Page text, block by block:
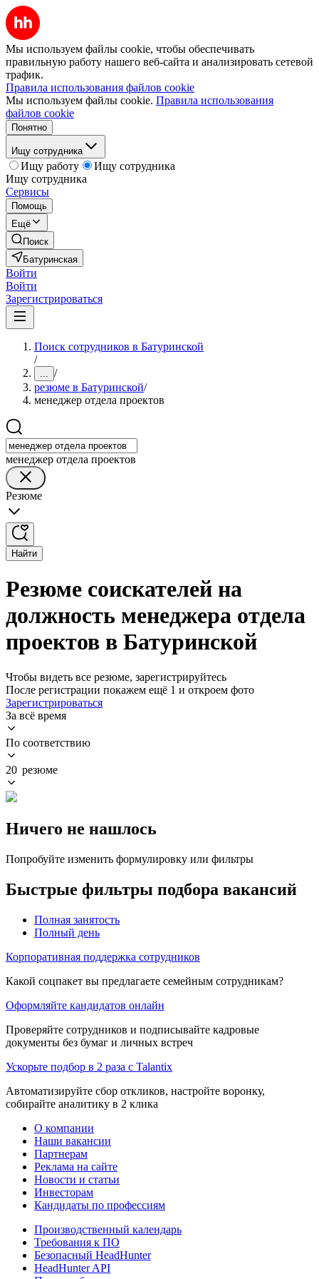
Мы используем файлы cookie, чтобы обеспечивать
правильную работу нашего веб-сайта и анализировать сетевой
трафик.
Правила использования файлов cookie
Мы используем файлы cookie. Правила использования
файлов cookie
Понятно
Ищу сотрудника
Ищу работу
Ищу сотрудника
Ищу сотрудника
Сервисы
Помощь
Ещё
Поиск
Батуринская
Войти
Войти
Зарегистрироваться
Поиск сотрудников в Батуринской
/
... /
резюме в Батуринской/
менеджер отдела проектов
менеджер отдела проектов
Резюме
Найти
Резюме соискателей на
должность менеджера отдела
проектов в Батуринской
Чтобы видеть все резюме, зарегистрируйтесь
После регистрации покажем ещё 1 и откроем фото
Зарегистрироваться
За всё время
По соответствию
20 резюме
Ничего не нашлось
Попробуйте изменить формулировку или фильтры
Быстрые фильтры подбора вакансий
Полная занятость
Полный день
Корпоративная поддержка сотрудников
Какой соцпакет вы предлагаете семейным сотрудникам?
Оформляйте кандидатов онлайн
Проверяйте сотрудников и подписывайте кадровые
документы без бумаг и личных встреч
Ускорьте подбор в 2 раза с Talantix
Автоматизируйте сбор откликов, настройте воронку,
собирайте аналитику в 2 клика
О компании
Наши вакансии
Партнерам
Реклама на сайте
Новости и статьи
Инвесторам
Кандидаты по профессиям
Производственный календарь
Требования к ПО
Безопасный HeadHunter
HeadHunter API